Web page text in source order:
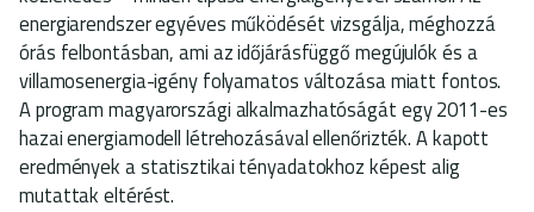
energiarendszer egyéves működését vizsgálja, méghozzá
órás felbontásban, ami az időjárásfüggő megújulók és a
villamosenergia-igény folyamatos változása miatt fontos.
A program magyarországi alkalmazhatóságát egy 2011-es
hazai energiamodell létrehozásával ellenőrizték. A kapott
eredmények a statisztikai tényadatokhoz képest alig
mutattak eltérést.